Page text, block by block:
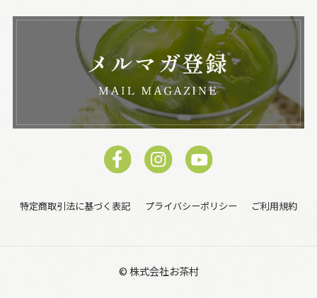
特定商取引法に基づく表記 プライバシーポリシー ご利用規約
© 株式会社お茶村